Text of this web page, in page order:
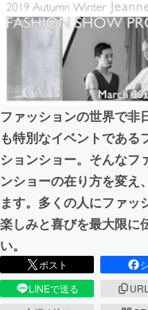
テクノロジー
映像・映画
ビジネス・
まちづくり・
CAMPFIRE for
CAMPFIREふるさ
ファッションの世界で非
も特別なイベントである
ションショー。そんなフ
ンショーの在り方を変え
ます。多くの人にファッ
楽しみと喜びを最大限に
い。
ポスト
LINEで送る